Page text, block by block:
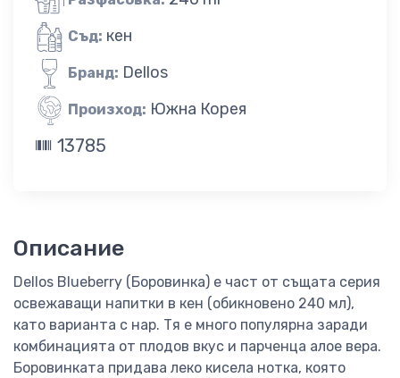
Съд: кен
Бранд: Dellos
Произход: Южна Корея
13785
Описание
Dellos Blueberry (Боровинка) е част от същата серия
освежаващи напитки в кен (обикновено 240 мл),
като варианта с нар. Тя е много популярна заради
комбинацията от плодов вкус и парченца алое вера.
Боровинката придава леко кисела нотка, която